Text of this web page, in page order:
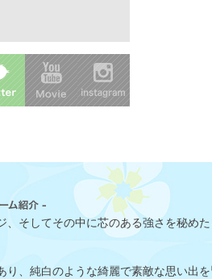
そしてその中に芯のある強さを秘めた
り、純白のような綺麗で素敵な思い出